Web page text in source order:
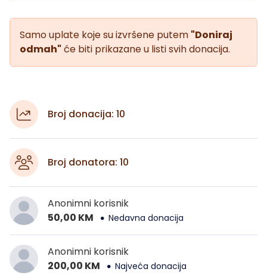
Samo uplate koje su izvršene putem "Doniraj
odmah" će biti prikazane u listi svih donacija.
Broj donacija: 10
Broj donatora: 10
Anonimni korisnik
50,00 KM
Nedavna donacija
Anonimni korisnik
200,00 KM
Najveća donacija